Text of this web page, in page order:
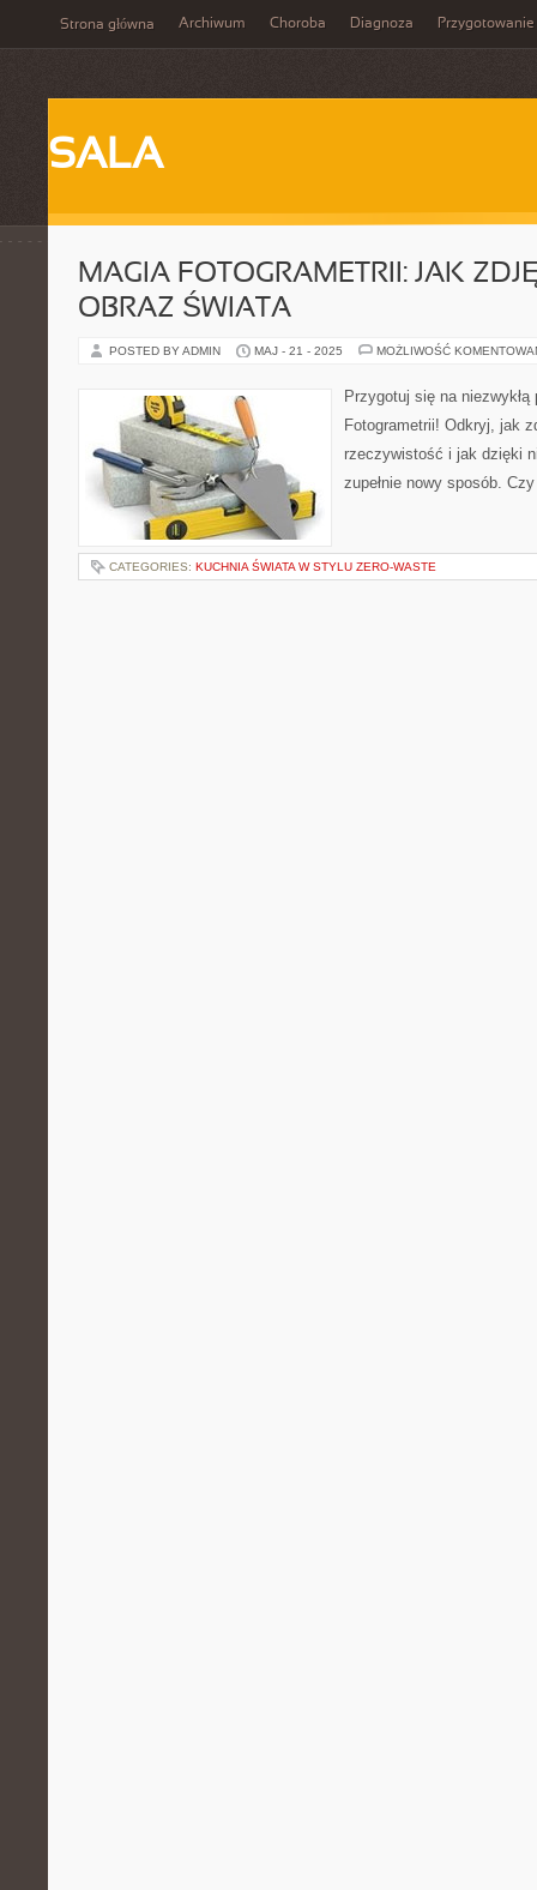
Strona główna Archiwum Choroba Diagnoza Przygotowanie
SALA
MAGIA FOTOGRAMETRII: JAK
OBRAZ ŚWIATA
POSTED BY ADMIN MAJ - 21 - 2025 MOŻLIWOŚĆ
Przygotuj się na niezwykłą
Fotogrametrii! Odkryj, jak
rzeczywistość i jak dzięki
zupełnie nowy sposób.
CATEGORIES: KUCHNIA ŚWIATA W STYLU ZERO-WASTE